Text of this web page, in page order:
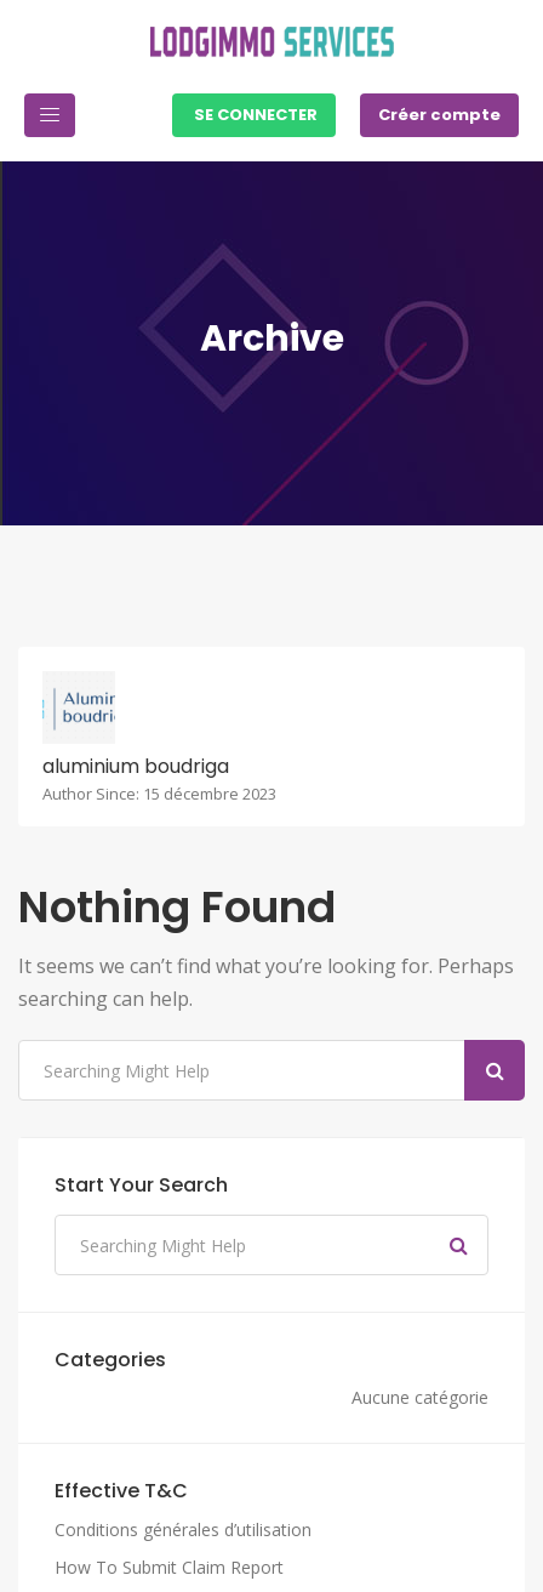
SE CONNECTER Créer compte
Archive
aluminium boudriga
Author Since: 15 décembre 2023
Nothing Found
It seems we can’t find what you’re looking for. Perhaps
searching can help.
Start Your Search
Categories
Aucune catégorie
Effective T&C
Conditions générales d’utilisation
How To Submit Claim Report